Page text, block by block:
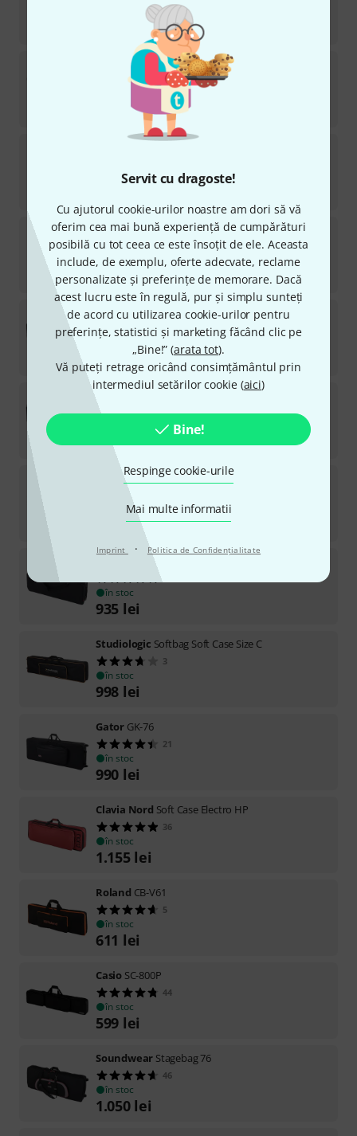
Servit cu dragoste!
Cu ajutorul cookie-urilor noastre am dori să vă
oferim cea mai bună experiență de cumpărături
posibilă cu tot ceea ce este însoțit de ele. Aceasta
include, de exemplu, oferte adecvate, reclame
personalizate și preferințe de memorare. Dacă
acest lucru este în regulă, pur și simplu sunteți
de acord cu utilizarea cookie-urilor pentru
preferințe, statistici și marketing făcând clic pe
„Bine!” (arata tot).
Vă puteți retrage oricând consimțământul prin
intermediul setărilor cookie (aici)
Bine!
Respinge cookie-urile
Mai multe informatii
Imprint · Politica de Confidenţialitate
Expressive E Osmose Bag
6
Disponibil in în aproximativ o săptămână
lei
în stoc
Analog Cases Pulse Case Digitakt
83
în stoc
249lei
ThomannVoyager Keyboard 10L
7
1.190 lei
45
1.039lei
RolandCB-B88S
în stoc
lei
G-PG-49
în stoc
935 lei
Studiologic Softbag Soft Case Size C
3
în stoc
998 lei
Gator GK-76
21
în stoc
990 lei
Clavia Nord Soft Case Electro HP
36
în stoc
1.155 lei
Roland CB-V61
5
în stoc
611 lei
Casio SC-800P
44
în stoc
599 lei
Soundwear Stagebag 76
46
în stoc
1.050 lei